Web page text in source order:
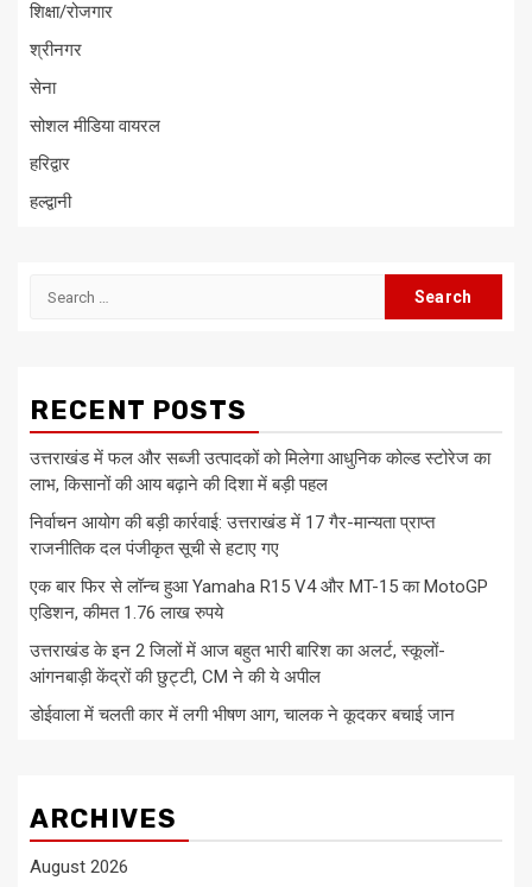
शिक्षा/रोजगार
श्रीनगर
सेना
सोशल मीडिया वायरल
हरिद्वार
हल्द्वानी
Search
RECENT POSTS
उत्तराखंड में फल और सब्जी उत्पादकों को मिलेगा आधुनिक कोल्ड स्टोरेज का
लाभ, किसानों की आय बढ़ाने की दिशा में बड़ी पहल
निर्वाचन आयोग की बड़ी कार्रवाई: उत्तराखंड में 17 गैर-मान्यता प्राप्त
राजनीतिक दल पंजीकृत सूची से हटाए गए
एक बार फिर से लॉन्च हुआ Yamaha R15 V4 और MT-15 का MotoGP
एडिशन, कीमत 1.76 लाख रुपये
उत्तराखंड के इन 2 जिलों में आज बहुत भारी बारिश का अलर्ट, स्कूलों-
आंगनबाड़ी केंद्रों की छुट्टी, CM ने की ये अपील
डोईवाला में चलती कार में लगी भीषण आग, चालक ने कूदकर बचाई जान
ARCHIVES
August 2026